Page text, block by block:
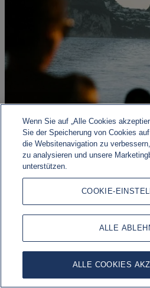
Geopolitisches Risiko,
Die Märkte werden weiterhin von
makroökonomischer,
Entwicklungen geprägt.
Wenn Sie auf „Alle Cookies
Sie der Speicherung von Cookies
die Websitenavigation zu
zu analysieren und unsere
unterstützen.
COOKIE-
ALLE
ALLE COOKIES